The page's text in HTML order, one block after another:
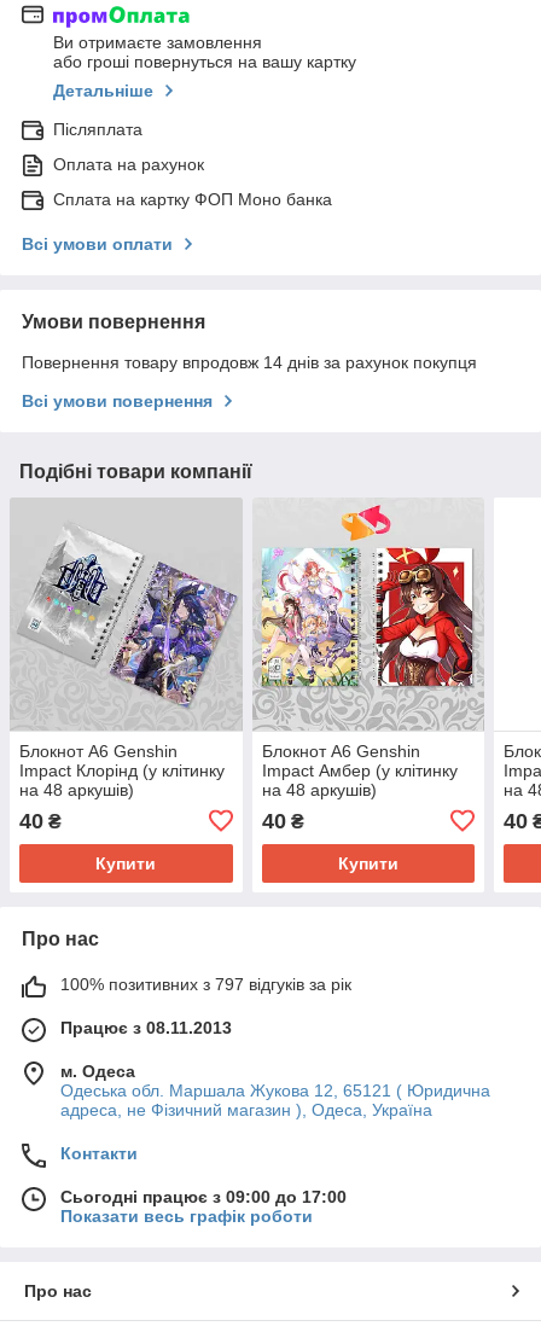
Ви отримаєте замовлення
або гроші повернуться на вашу картку
Детальніше
Післяплата
Оплата на рахунок
Сплата на картку ФОП Моно банка
Всі умови оплати
Умови повернення
Повернення товару впродовж 14 днів за рахунок покупця
Всі умови повернення
Подібні товари компанії
Блокнот А6 Genshin
Impact Клорінд (у клітинку
на 48 аркушів)
40 ₴
Купити
Блокнот А6 Genshin
Impact Амбер (у клітинку
на 48 аркушів)
40₴
Купити
на
40
Про нас
100% позитивних з 797 відгуків за рік
Працює з 08.11.2013
м. Одеса
Одеська обл. Маршала Жукова 12, 65121 ( Юридична
адреса, не Фізичний магазин ), Одеса, Україна
Контакти
Сьогодні працює з 09:00 до 17:00
Показати весь графік роботи
Про нас